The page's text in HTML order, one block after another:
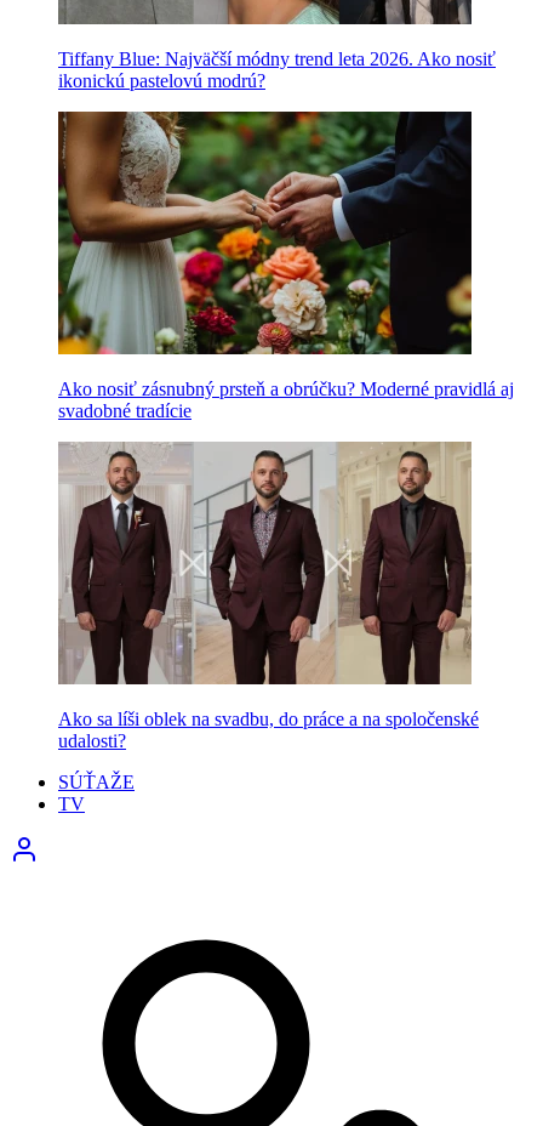
Tiffany Blue: Najväčší módny trend leta 2026. Ako nosiť
ikonickú pastelovú modrú?
Ako nosiť zásnubný prsteň a obrúčku? Moderné pravidlá aj
svadobné tradície
Ako sa líši oblek na svadbu, do práce a na spoločenské
udalosti?
SÚŤAŽE
TV